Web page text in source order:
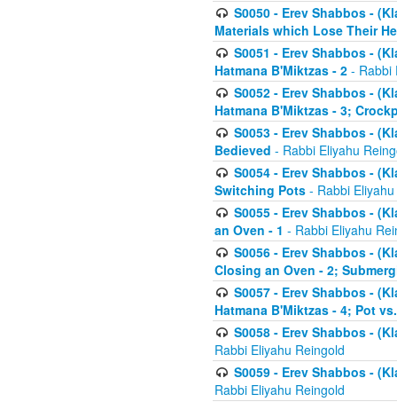
S0050 - Erev Shabbos -
Materials which Lose Their
S0051 - Erev Shabbos -
Hatmana B'Miktzas - 2 - Rabbi
S0052 - Erev Shabbos -
Hatmana B'Miktzas - 3;
S0053 - Erev Shabbos -
Bedieved - Rabbi Eliyahu
S0054 - Erev Shabbos -
Switching Pots - Rabbi
S0055 - Erev Shabbos -
an Oven - 1 - Rabbi Eliyahu
S0056 - Erev Shabbos -
Closing an Oven - 2;
S0057 - Erev Shabbos -
Hatmana B'Miktzas - 4; Pot
S0058 - Erev Shabbos -
Rabbi Eliyahu Reingold
S0059 - Erev Shabbos -
Rabbi Eliyahu Reingold